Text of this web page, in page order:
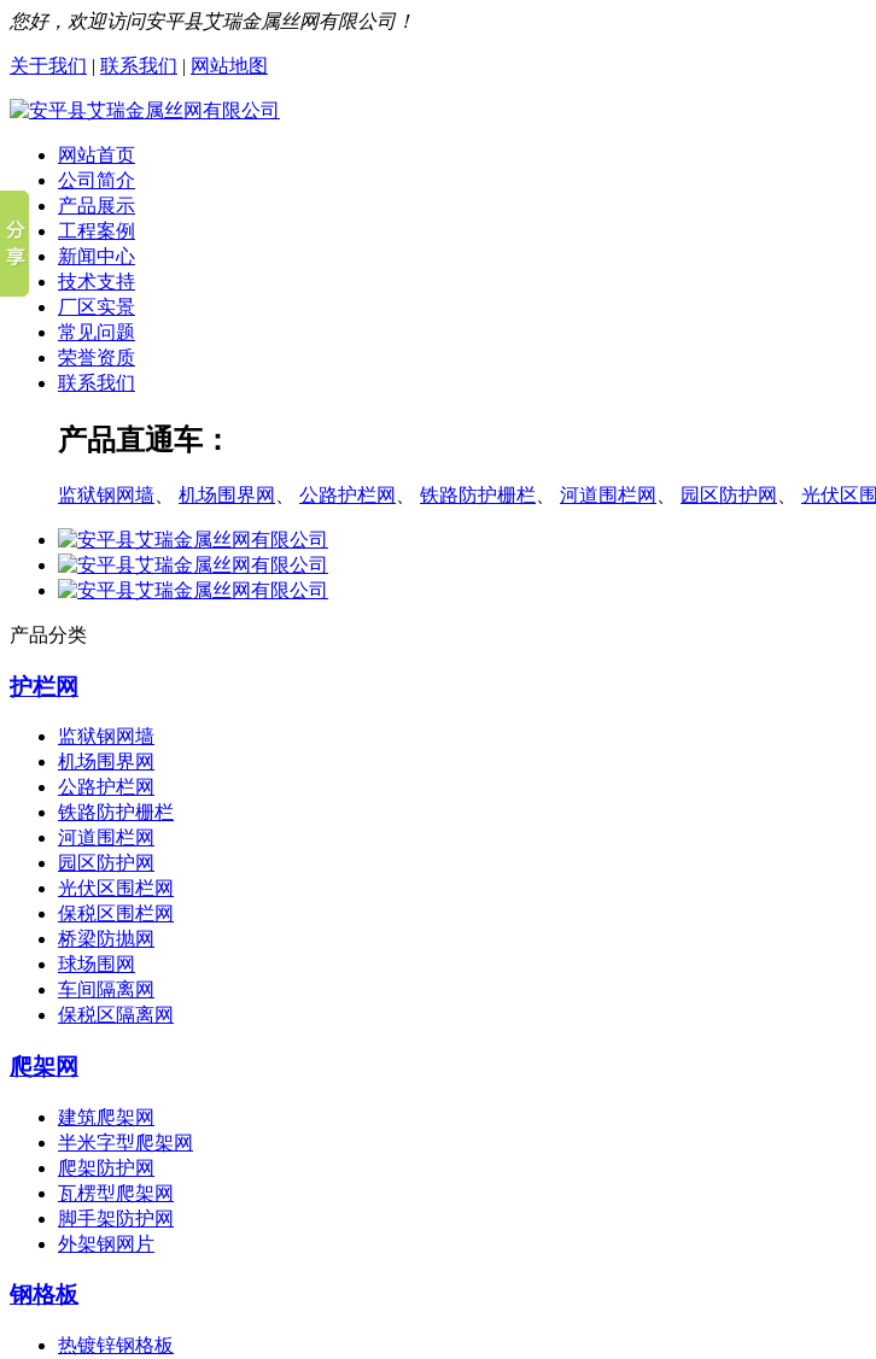
您好，欢迎访问安平县艾瑞金属丝网有限公司！
关于我们 | 联系我们 | 网站地图
网站首页
公司简介
产品展示
工程案例
新闻中心
技术支持
厂区实景
常见问题
荣誉资质
联系我们
产品直通车：
监狱钢网墙 机场围界网 公路护栏网 铁路防护栅栏 河道围栏网 园区防护网 光伏区
产品分类
护栏网
监狱钢网墙
机场围界网
公路护栏网
铁路防护栅栏
河道围栏网
园区防护网
光伏区围栏网
保税区围栏网
桥梁防抛网
球场围网
车间隔离网
保税区隔离网
爬架网
建筑爬架网
半米字型爬架网
爬架防护网
瓦楞型爬架网
脚手架防护网
外架钢网片
钢格板
热镀锌钢格板